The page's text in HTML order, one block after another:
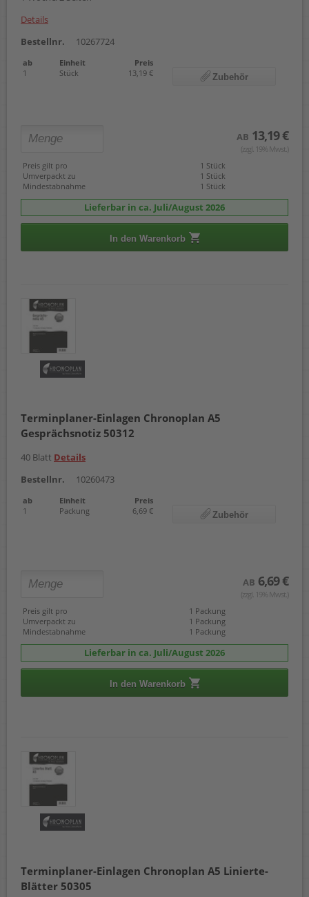
Details
Bestellnr.
10267724
ab Einheit
Preis
1
Stück 13,19 € Zubehör
AB 13,19 €
(zzgl. 19% Mwst.)
Preis gilt pro
1 Stück
Umverpackt zu
1 Stück
Mindestabnahme
1 Stück
Lieferbar in ca. Juli/August 2026
In den Warenkorb
Terminplaner-Einlagen Chronoplan A5
Gesprächsnotiz 50312
40 Blatt Details
Bestellnr.
10260473
ab Einheit
Preis
1
Packung 6,69 € Zubehör
AB 6,69 €
(zzgl. 19% Mwst.)
Preis gilt pro
1 Packung
Umverpackt zu
1 Packung
Mindestabnahme
1 Packung
Lieferbar in ca. Juli/August 2026
In den Warenkorb
Terminplaner-Einlagen Chronoplan A5 Linierte-
Blätter 50305